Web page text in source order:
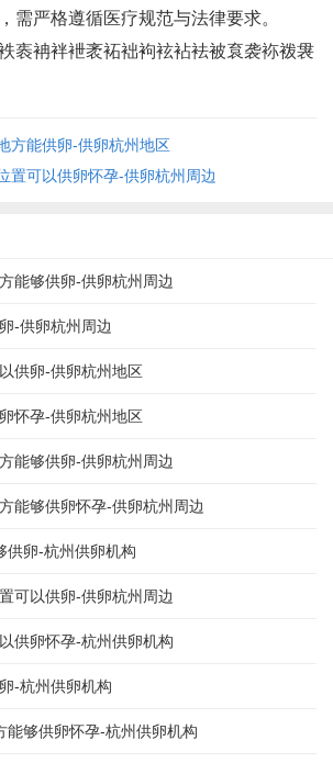
需严格遵循医疗规范与法律要求‌。
袠袡袢袣袤袥袦袧袨袩袪被袬袭袮袯袰
方能供卵-供卵杭州地区
置可以供卵怀孕-供卵杭州周边
能够供卵-供卵杭州周边
-供卵杭州周边
供卵-供卵杭州地区
怀孕-供卵杭州地区
能够供卵-供卵杭州周边
能够供卵怀孕-供卵杭州周边
供卵-杭州供卵机构
可以供卵-供卵杭州周边
供卵怀孕-杭州供卵机构
-杭州供卵机构
能够供卵怀孕-杭州供卵机构